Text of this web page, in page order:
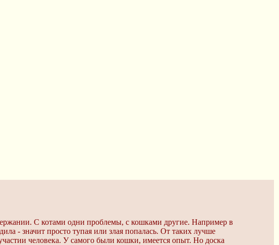
С котами одни проблемы, с кошками другие. Например в
- значит просто тупая или злая попалась. От таких лучше
человека. У самого были кошки, имеется опыт. Но доска